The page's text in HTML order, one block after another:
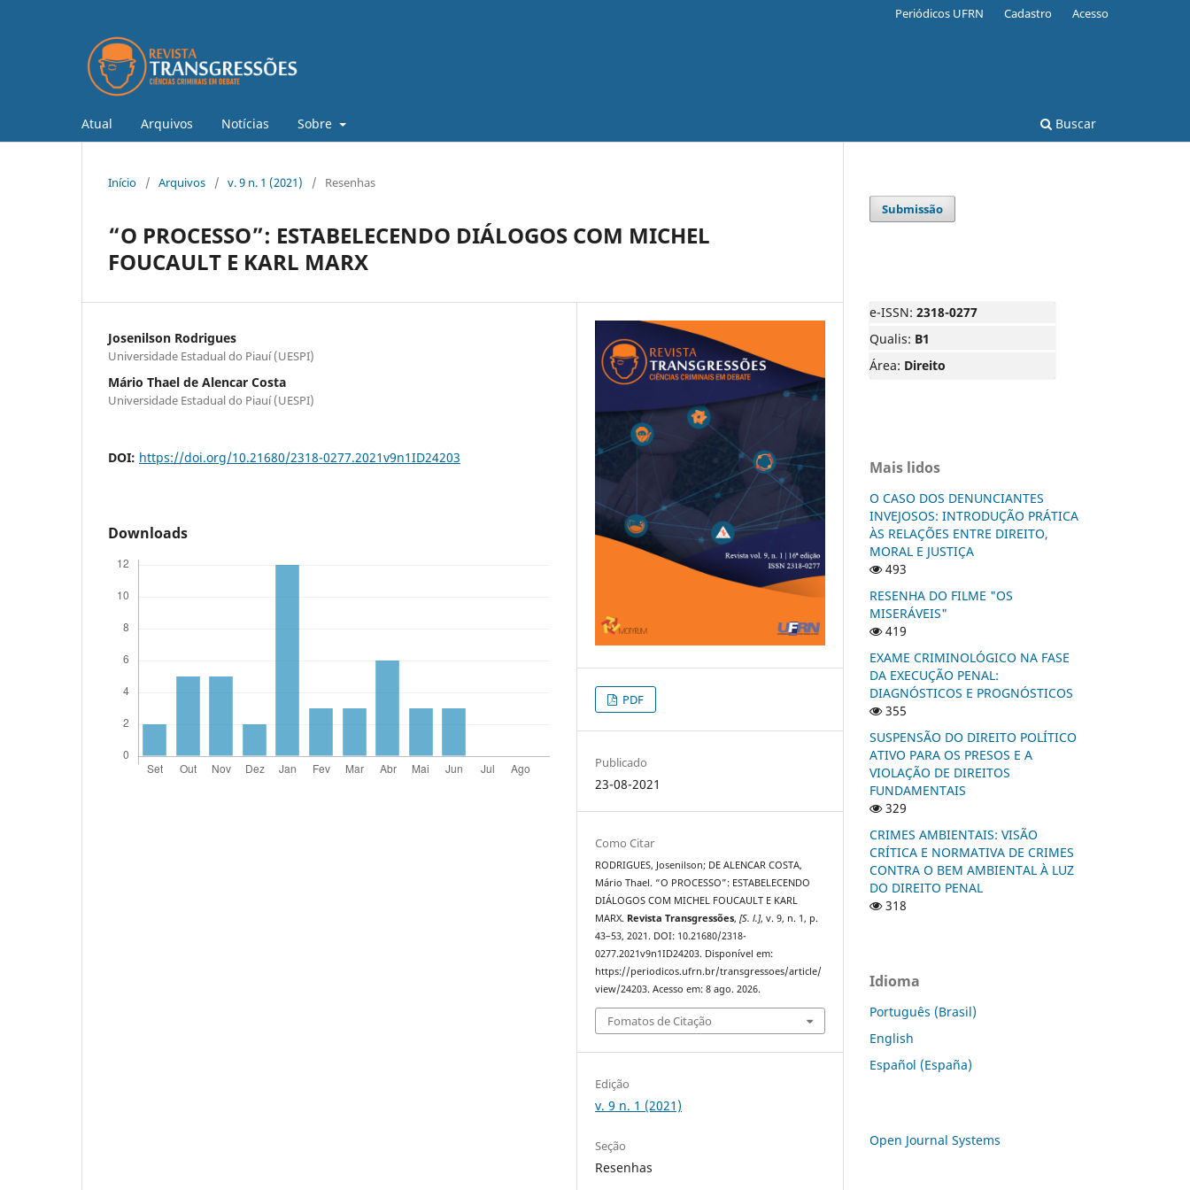
Atual Arquivos Notícias Sobre Buscar
Periódicos UFRN Cadastro Acesso
Início / Arquivos / v. 9 n. 1 (2021) / Resenhas
“O PROCESSO”: ESTABELECENDO DIÁLOGOS COM MICHEL
FOUCAULT E KARL MARX
Josenilson Rodrigues
Universidade Estadual do Piauí (UESPI)
Mário Thael de Alencar Costa
Universidade Estadual do Piauí (UESPI)
DOI: https://doi.org/10.21680/2318-0277.2021v9n1ID24203
Downloads
PDF
Publicado
23-08-2021
Como Citar
RODRIGUES, Josenilson; DE ALENCAR COSTA,
Mário Thael. “O PROCESSO”: ESTABELECENDO
DIÁLOGOS COM MICHEL FOUCAULT E KARL
MARX. Revista Transgressões,[S. l.], v. 9, n. 1, p.
43–53, 2021. DOI: 10.21680/2318-
0277.2021v9n1ID24203. Disponível em:
https://periodicos.ufrn.br/transgressoes/article/
view/24203. Acesso em: 8 ago. 2026.
Fomatos de Citação
Edição
v. 9 n. 1 (2021)
Seção
Resenhas
Submissão
e-ISSN: 2318-0277
Qualis: B1
Área: Direito
Mais lidos
O CASO DOS DENUNCIANTES
INVEJOSOS: INTRODUÇÃO PRÁTICA
ÀS RELAÇÕES ENTRE DIREITO,
MORAL E JUSTIÇA
493
RESENHA DO FILME "OS
MISERÁVEIS"
419
EXAME CRIMINOLÓGICO NA FASE
DA EXECUÇÃO PENAL:
DIAGNÓSTICOS E PROGNÓSTICOS
355
SUSPENSÃO DO DIREITO POLÍTICO
ATIVO PARA OS PRESOS E A
VIOLAÇÃO DE DIREITOS
FUNDAMENTAIS
329
CRIMES AMBIENTAIS: VISÃO
CRÍTICA E NORMATIVA DE CRIMES
CONTRA O BEM AMBIENTAL À LUZ
DO DIREITO PENAL
318
Idioma
Português (Brasil)
English
Español (España)
Open Journal Systems